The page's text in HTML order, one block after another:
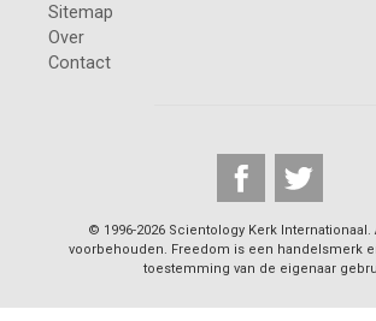
Sitemap
Over
Contact
© 1996-2026 Scientology Kerk
voorbehouden. Freedom is een handelsmerk
toestemming van de eigenaar